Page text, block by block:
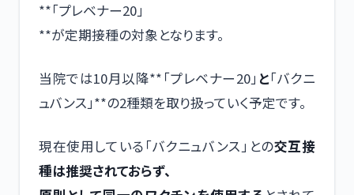
**「プレベナー20」
**が定期接種の対象となります。
当院では10月以降**「プレベナー20」 と「バクニ
ュバンス」**の2種類を取り扱っていく予定です。
現在使用している「バクニュバンス」との交互接
種は推奨されておらず、